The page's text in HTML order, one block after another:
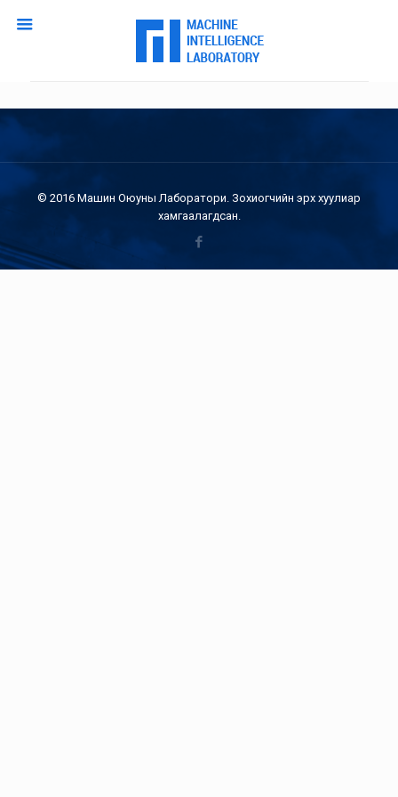
© 2016 Машин Оюуны Лаборатори. Зохиогчийн эрх хуулиар
хамгаалагдсан.